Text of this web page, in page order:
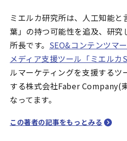
ミエルカ研究所は、人工知能と
葉」の持つ可能性を追及、研究
所長です。 SEO&コンテンツマ
メディア支援ツール「ミエルカ
ルマーケティングを支援するツ
する株式会社Faber Company(
なってます。
この著者の記事をもっとみる